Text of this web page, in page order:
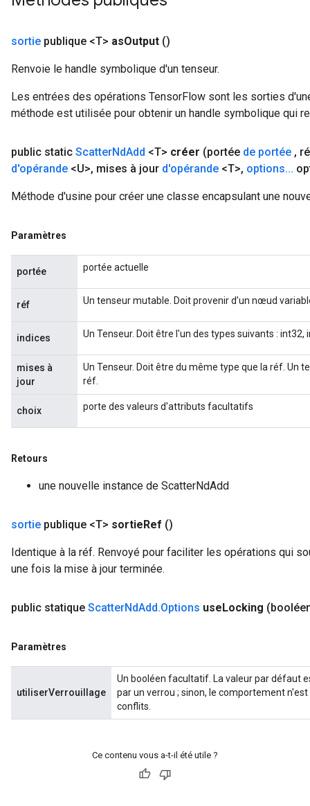
sortie publique <T> asOutput ()
Renvoie le handle symbolique d'un tenseur.
Les entrées des opérations TensorFlow sont les sorties
méthode est utilisée pour obtenir un handle symbolique qui
public static ScatterNdAdd <T> créer (portée de portée ,
d'opérande <U>, mises à jour d'opérande <T>, options...
Méthode d'usine pour créer une classe encapsulant une
Paramètres
portée portée actuelle
réf Un tenseur mutable. Doit provenir d’un nœud
indices Un Tenseur. Doit être l'un des types suivants :
mises à
jour
Un Tenseur. Doit être du même type que la réf. Un
réf.
choix porte des valeurs d'attributs facultatifs
Retours
une nouvelle instance de ScatterNdAdd
sortie publique <T> sortieRef ()
Identique à la réf. Renvoyé pour faciliter les opérations qui
une fois la mise à jour terminée.
public statique ScatterNdAdd.Options useLocking
Paramètres
utiliserVerrouillage
Un booléen facultatif. La valeur par défaut
par un verrou ; sinon, le comportement
conflits.
Ce contenu vous a-t-il été utile ?